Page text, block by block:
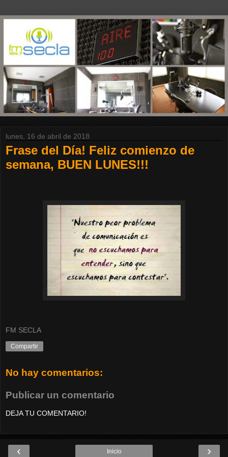
lunes, 16 de abril de 2018
Frase del Día! Feliz comienzo de
semana, BUEN LUNES!!!
FM SECLA
Compartir
No hay comentarios:
Publicar un comentario
DEJA TU COMENTARIO!
‹ ›
Inicio